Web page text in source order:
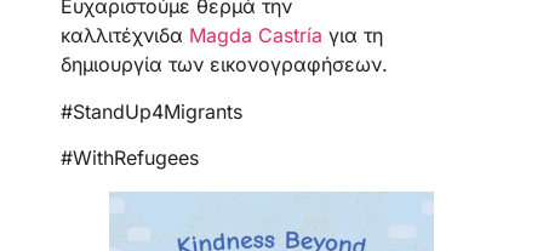
Ευχαριστούμε θερμά την
καλλιτέχνιδα Magda Castría για τη
δημιουργία των εικονογραφήσεων.
#StandUp4Migrants
#WithRefugees